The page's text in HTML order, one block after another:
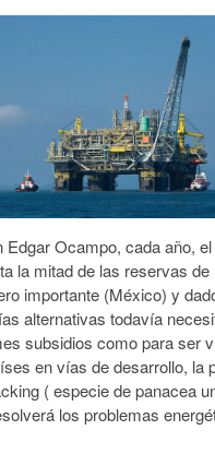
Edgar Ocampo, cada año,
la mitad de las reservas de
importante (México) y
alternativas todavía
subsidios como para ser
en vías de desarrollo, la
( especie de panacea
los problemas